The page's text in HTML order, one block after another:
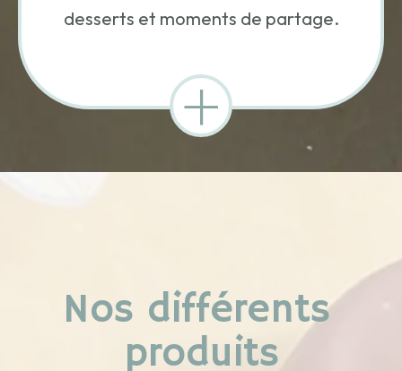
desserts et moments de partage.
+
Nos différents
produits